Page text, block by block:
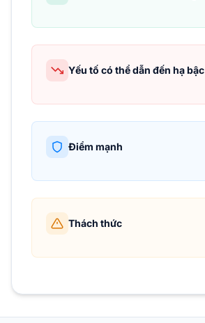
Yếu tố có thể dẫn đến hạ bậc
Điểm mạnh
Thách thức